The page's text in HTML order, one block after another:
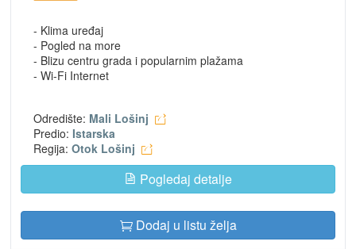
- Klima uređaj
- Pogled na more
- Blizu centru grada i popularnim plažama
- Wi-Fi Internet
Odredište: Mali Lošinj
Predio: Istarska
Regija: Otok Lošinj
Pogledaj detalje
Dodaj u listu želja